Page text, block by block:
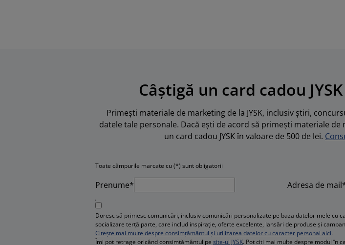
Câștigă un card cadou
Primești materiale de marketing de la JYSK, inclusiv știri,
datele tale personale. Dacă ești de acord să primești materiale
un card cadou JYSK în valoare de 500 de lei.
Toate câmpurile marcate cu (*) sunt obligatorii
Prenume* Adresa de
Doresc să primesc comunicări, inclusiv comunicări personalizate pe baza datelor mele
socializare terță parte, care includ inspirație, oferte excelente, lansări de produse și
Citește mai multe despre consimțământul și utilizarea datelor cu caracter personal aici.
Îmi pot retrage oricând consimțământul pe site-ul JYSK. Pot citi mai multe despre modul în